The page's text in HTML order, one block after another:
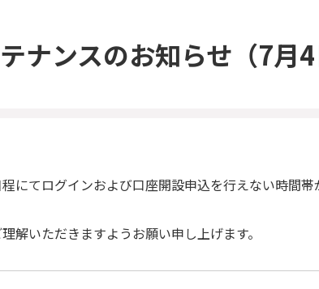
ナンスのお知らせ（7月4
にてログインおよび口座開設申込を行えない時間帯
解いただきますようお願い申し上げます。